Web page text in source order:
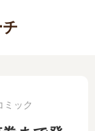
ミック